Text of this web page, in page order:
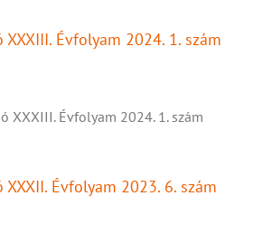
Évfolyam 2024. 1. szám
XXXIII. Évfolyam 2024. 1. szám
Évfolyam 2023. 6. szám